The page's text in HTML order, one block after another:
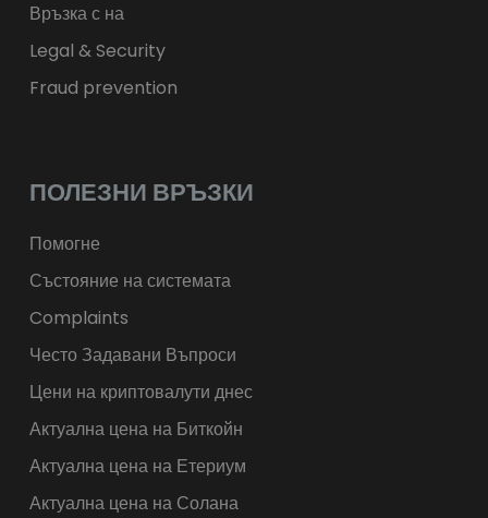
Връзка с на
Legal & Security
Fraud prevention
ПОЛЕЗНИ ВРЪЗКИ
Помогне
Състояние на системата
Complaints
Често Задавани Въпроси
Цени на криптовалути днес
Актуална цена на Биткойн
Актуална цена на Етериум
Актуална цена на Солана